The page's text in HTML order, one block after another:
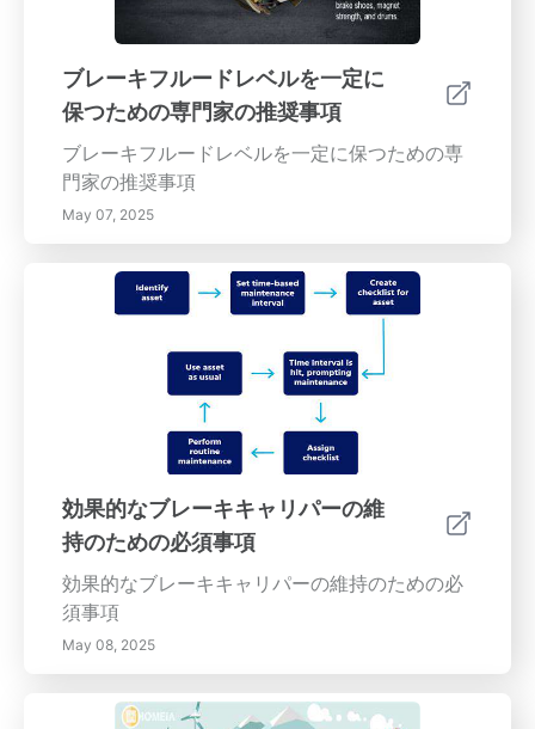
めるための貴重な視点と実行可能な戦略を提供
します。
ブレーキフルードレベルを一定に
保つための専門家の推奨事項
ブレーキフルードレベルを一定に保つための専
門家の推奨事項
May 07, 2025
効果的なブレーキキャリパーの維
持のための必須事項
効果的なブレーキキャリパーの維持のための必
須事項
May 08, 2025